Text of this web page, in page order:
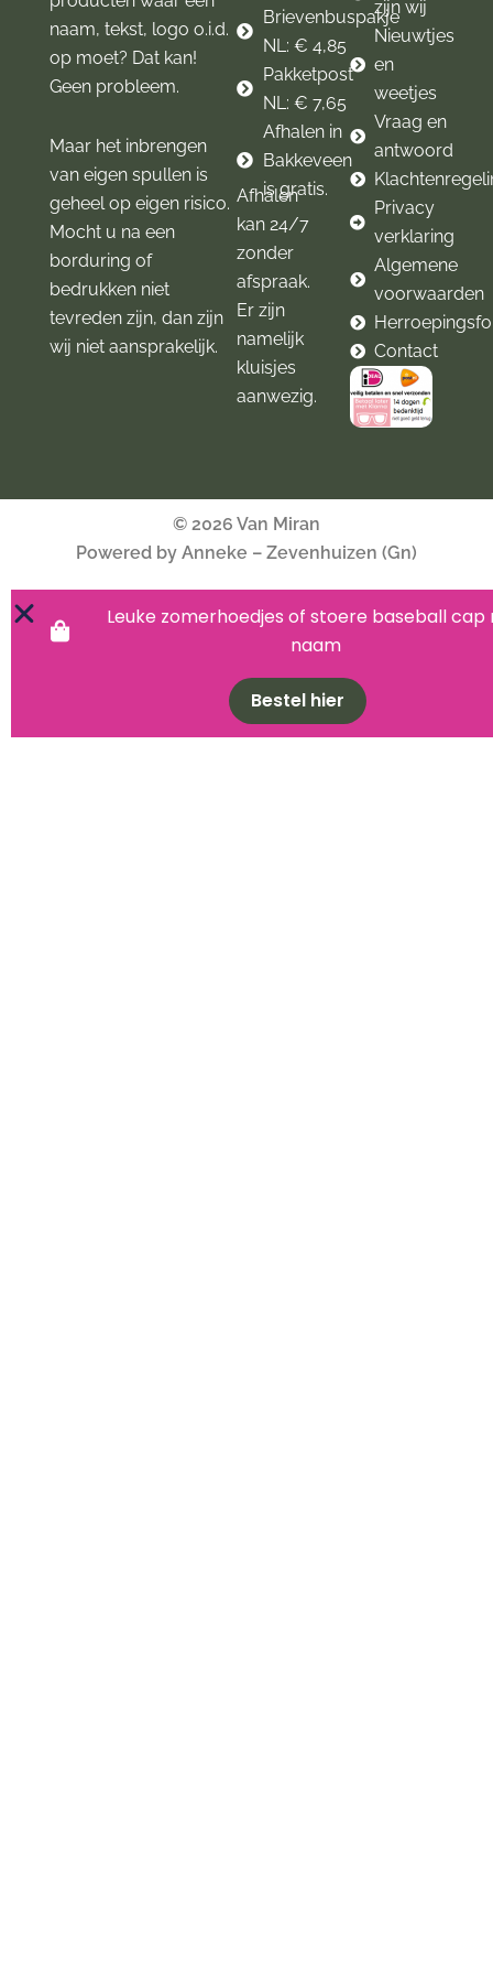
naam, tekst, logo o.i.d.
op moet? Dat kan!
Geen probleem.
Maar het inbrengen
van eigen spullen is
geheel op eigen risico.
Mocht u na een
borduring of
bedrukken niet
tevreden zijn, dan zijn
wij niet aansprakelijk.
Brievenbuspakje
NL: € 4,85
Pakketpost
NL: € 7,65
Afhalen in
Bakkeveen
is gratis.
Afhalen
kan 24/7
zonder
afspraak.
Er zijn
namelijk
kluisjes
aanwezig.
zijn wij
Nieuwtjes
en
weetjes
Vraag en
antwoord
Privacy
verklaring
Algemene
voorwaarden
Contact
© 2026 Van Miran
Powered by Anneke – Zevenhuizen (Gn)
Leuke zomerhoedjes of stoere baseball cap
naam
Bestel hier